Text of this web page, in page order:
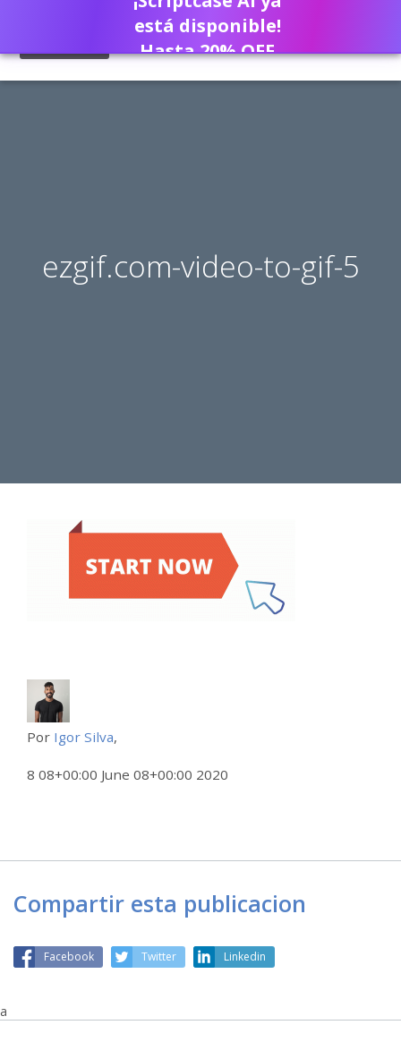
ezgif.com-video-to-gif-5
Por Igor Silva,
8 08+00:00 June 08+00:00 2020
Compartir esta publicacion
Facebook Twitter Linkedin
a
está disponible!
Hasta 20% OFF